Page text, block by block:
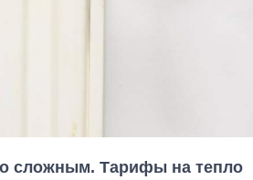
сложным. Тарифы на тепло